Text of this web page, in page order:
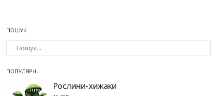
ПОШУК
ПОПУЛЯРНІ
Рослини-хижаки